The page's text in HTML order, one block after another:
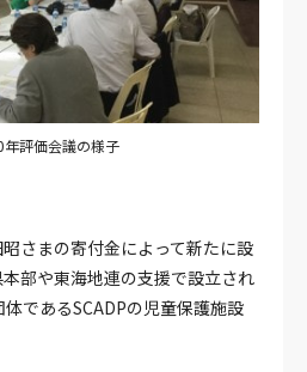
年評価会議の様子
さまの寄付金によって新たに設
部や東海地連の支援で設立され
であるSCADPの児童保護施設